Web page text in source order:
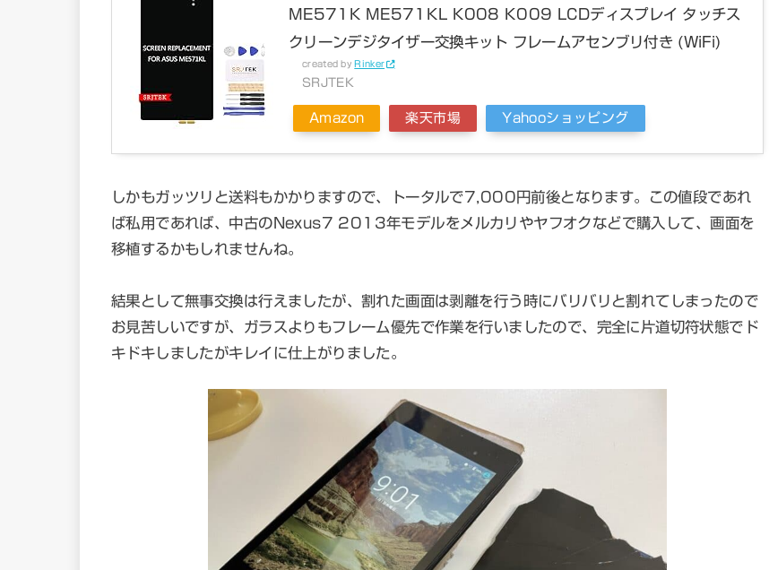
ME571K ME571KL K008 K009 LCDディスプレイ タッチス
クリーンデジタイザー交換キット フレームアセンブリ付き (WiFi)
created by Rinker
SRJTEK
Amazon 楽天市場 Yahooショッピング
しかもガッツリと送料もかかりますので、トータルで7,000円前後となります。この値段であれ
ば私用であれば、中古のNexus7 2013年モデルをメルカリやヤフオクなどで購入して、画面を
移植するかもしれませんね。
結果として無事交換は行えましたが、割れた画面は剥離を行う時にバリバリと割れてしまったので
お見苦しいですが、ガラスよりもフレーム優先で作業を行いましたので、完全に片道切符状態でド
キドキしましたがキレイに仕上がりました。